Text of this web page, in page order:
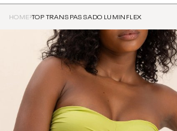
HOME TOP TRANSPASSADO LUMINFLEX